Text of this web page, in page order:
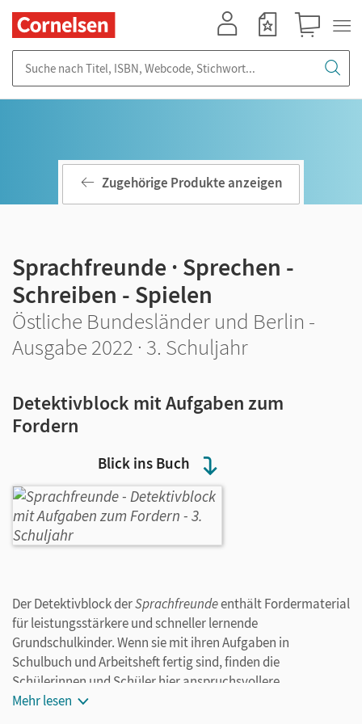
Blick ins Buch
Zugehörige Produkte anzeigen
Sprachfreunde · Sprechen -
Schreiben - Spielen
Östliche Bundesländer und Berlin -
Ausgabe 2022 · 3. Schuljahr
Detektivblock mit Aufgaben zum
Fordern
Der Detektivblock derSprachfreundeenthält Fordermaterial
für leistungsstärkere und schneller lernende
Grundschulkinder. Wenn sie mit ihren Aufgaben in
Schulbuch und Arbeitsheft fertig sind, finden die
Schülerinnen und Schüler hier anspruchsvollere
Übungsformate Knobelaufgaben, die sie beim aktiv-
Mehr lesen